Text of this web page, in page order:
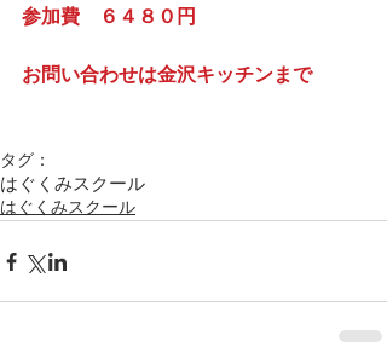
参加費　６４８０円
お問い合わせは金沢キッチンまで
タグ：
はぐくみスクール
はぐくみスクール